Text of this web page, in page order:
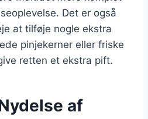
Det er også
at tilføje nogle ekstra
pinjekerner eller friske
retten et ekstra pift.
af